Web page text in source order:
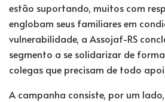
estão suportando, muitos com
englobam seus familiares em
vulnerabilidade, a Assojaf-RS
segmento a se solidarizar de
colegas que precisam de todo
A campanha consiste, por um